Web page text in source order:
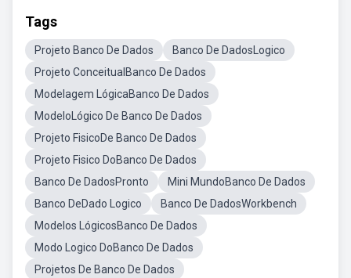
Tags
Projeto Banco De Dados
Banco De DadosLogico
Projeto ConceitualBanco De Dados
Modelagem LógicaBanco De Dados
ModeloLógico De Banco De Dados
Projeto FisicoDe Banco De Dados
Projeto Fisico DoBanco De Dados
Banco De DadosPronto
Mini MundoBanco De Dados
Banco DeDado Logico
Banco De DadosWorkbench
Modelos LógicosBanco De Dados
Modo Logico DoBanco De Dados
Projetos De Banco De Dados